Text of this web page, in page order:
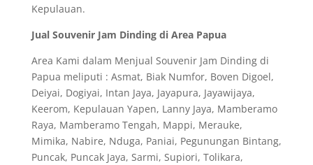
Kepulauan.
Jual Souvenir Jam Dinding di Area Papua
Area Kami dalam Menjual Souvenir Jam Dinding di
Papua meliputi : Asmat, Biak Numfor, Boven Digoel,
Deiyai, Dogiyai, Intan Jaya, Jayapura, Jayawijaya,
Keerom, Kepulauan Yapen, Lanny Jaya, Mamberamo
Raya, Mamberamo Tengah, Mappi, Merauke,
Mimika, Nabire, Nduga, Paniai, Pegunungan Bintang,
Puncak, Puncak Jaya, Sarmi, Supiori, Tolikara,